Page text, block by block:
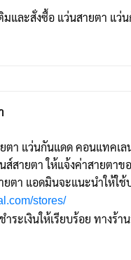
และสั่งซื้อ แว่นสายตา แว่
ตา แว่นกันแดด คอนแทคเ
ส์สายตา ให้แจ้งค่าสายต
ตา แอดมินจะแนะนำให้ใ
stores/
ระเงินให้เรียบร้อย ทางร้